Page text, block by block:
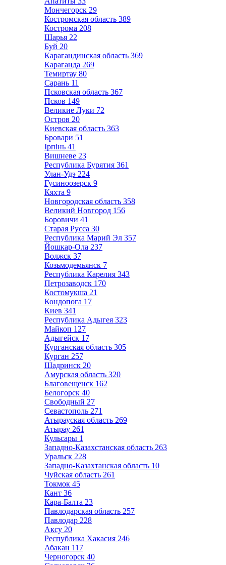
Мончегорск 29
Костромская область 389
Кострома 208
Шарья 22
Буй 20
Карагандинская область 369
Караганда 269
Темиртау 80
Сарань 11
Псковская область 367
Псков 149
Великие Луки 72
Остров 20
Киевская область 363
Бровари 51
Ірпінь 41
Вишневе 23
Республика Бурятия 361
Улан-Удэ 224
Гусиноозерск 9
Кяхта 9
Новгородская область 358
Великий Новгород 156
Боровичи 41
Старая Русса 30
Республика Марий Эл 357
Йошкар-Ола 237
Волжск 37
Козьмодемьянск 7
Республика Карелия 343
Петрозаводск 170
Костомукша 21
Кондопога 17
Киев 341
Республика Адыгея 323
Майкоп 127
Адыгейск 17
Курганская область 305
Курган 257
Шадринск 20
Амурская область 320
Благовещенск 162
Белогорск 40
Свободный 27
Севастополь 271
Атырауская область 269
Атырау 261
Кульсары 1
Западно-Казахстанская область 263
Уральск 228
Западно-Казахтанская область 10
Чуйская область 261
Токмок 45
Кант 36
Кара-Балта 23
Павлодарская область 257
Павлодар 228
Аксу 20
Республика Хакасия 246
Абакан 117
Черногорск 40